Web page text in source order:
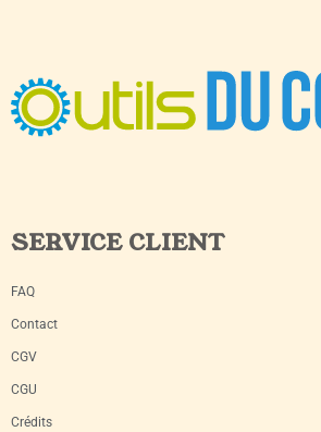
SERVICE CLIENT
FAQ
Contact
CGV
CGU
Crédits